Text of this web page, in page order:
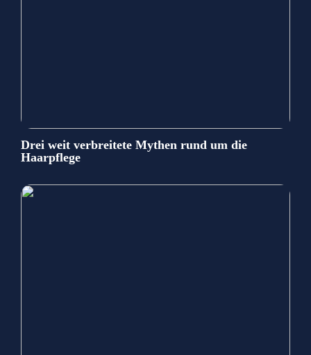
Drei weit verbreitete Mythen rund um die
Haarpflege